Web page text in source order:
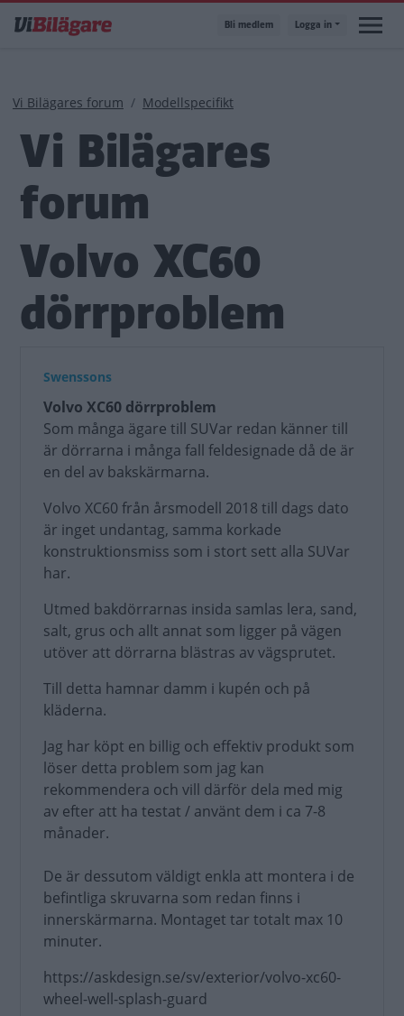
till
Bli medlem Logga in
Länkstig
Vi Bilägares forum Modellspecifikt
Vi Bilägares
forum
Volvo XC60
dörrproblem
Swenssons
Volvo XC60 dörrproblem
Som många ägare till SUVar redan känner till
är dörrarna i många fall feldesignade då de är
en del av bakskärmarna.
Volvo XC60 från årsmodell 2018 till dags dato
är inget undantag, samma korkade
konstruktionsmiss som i stort sett alla SUVar
har.
Utmed bakdörrarnas insida samlas lera, sand,
salt, grus och allt annat som ligger på vägen
utöver att dörrarna blästras av vägsprutet.
Till detta hamnar damm i kupén och på
kläderna.
Jag har köpt en billig och effektiv produkt som
löser detta problem som jag kan
rekommendera och vill därför dela med mig
av efter att ha testat / använt dem i ca 7-8
månader.
De är dessutom väldigt enkla att montera i de
befintliga skruvarna som redan finns i
innerskärmarna. Montaget tar totalt max 10
minuter.
https://askdesign.se/sv/exterior/volvo-xc60-
wheel-well-splash-guard